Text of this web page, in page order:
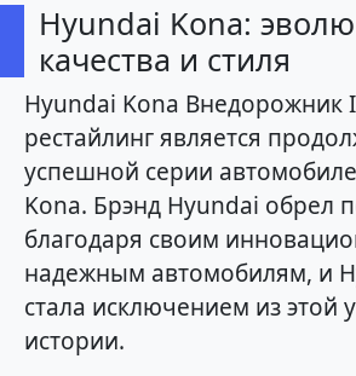
Hyundai Kona:
качества и стиля
Hyundai Kona Внедорожник
рестайлинг является
успешной серии
Kona. Брэнд Hyundai обрел
благодаря своим
надежным автомобилям, и
стала исключением из этой
истории.